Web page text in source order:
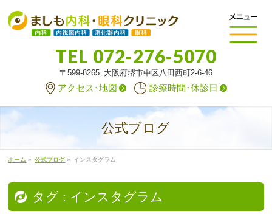
TEL 072-276-5070
〒599-8265 大阪府堺市中区八田西町2-6-46
アクセス･地図 診療時間･休診日
公式ブログ
ホーム » 公式ブログ » インスタグラム
タグ : インスタグラム